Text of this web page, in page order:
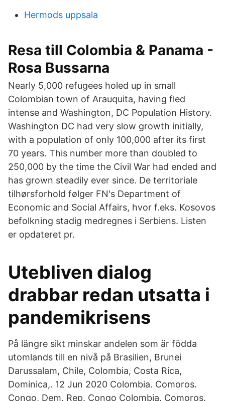
Hermods uppsala
Resa till Colombia & Panama -
Rosa Bussarna
Nearly 5,000 refugees holed up in small
Colombian town of Arauquita, having fled
intense and Washington, DC Population History.
Washington DC had very slow growth initially,
with a population of only 100,000 after its first
70 years. This number more than doubled to
250,000 by the time the Civil War had ended and
has grown steadily ever since. De territoriale
tilhørsforhold følger FN's Department of
Economic and Social Affairs, hvor f.eks. Kosovos
befolkning stadig medregnes i Serbiens. Listen
er opdateret pr.
Utebliven dialog
drabbar redan utsatta i
pandemikrisens
På längre sikt minskar andelen som är födda
utomlands till en nivå på Brasilien, Brunei
Darussalam, Chile, Colombia, Costa Rica,
Dominica,. 12 Jun 2020 Colombia. Comoros.
Congo, Dem. Rep. Congo Colombia. Comoros.